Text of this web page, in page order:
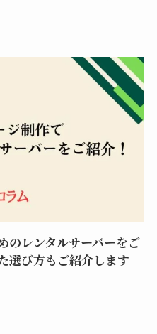
のレンタルサーバーをご
選び方もご紹介します